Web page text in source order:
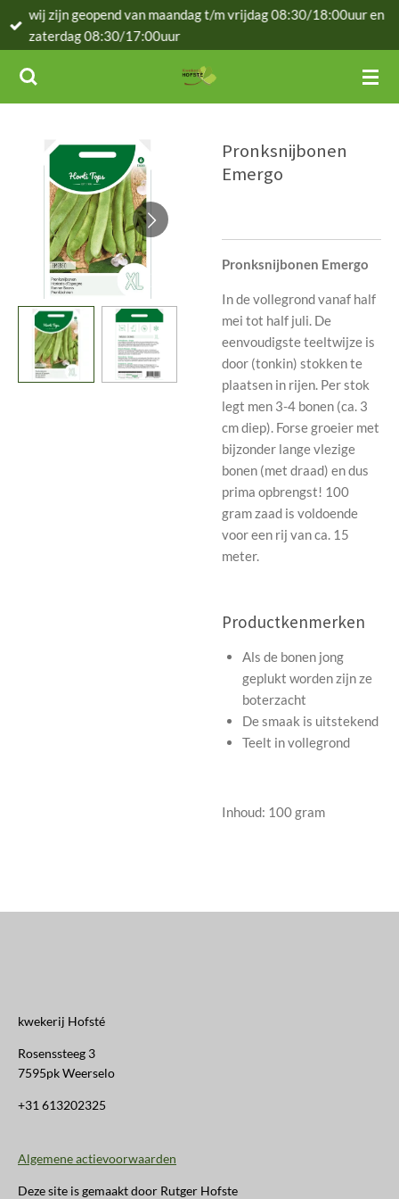
Ga
direct
de
hoofdinhoud
wij zijn geopend van maandag t/m vrijdag 08:30/18:00uur en
zaterdag 08:30/17:00uur
Pronksnijbonen
Emergo
Pronksnijbonen Emergo
In de vollegrond vanaf half
mei tot half juli. De
eenvoudigste teeltwijze is
door (tonkin) stokken te
plaatsen in rijen. Per stok
legt men 3-4 bonen (ca. 3
cm diep). Forse groeier met
bijzonder lange vlezige
bonen (met draad) en dus
prima opbrengst! 100
gram zaad is voldoende
voor een rij van ca. 15
meter.
Productkenmerken
Als de bonen jong
geplukt worden zijn ze
boterzacht
De smaak is uitstekend
Teelt in vollegrond
Inhoud: 100 gram
kwekerij Hofsté
Rosenssteeg 3
7595pk Weerselo
+31 613202325
Algemene actievoorwaarden
Deze site is gemaakt door Rutger Hofste